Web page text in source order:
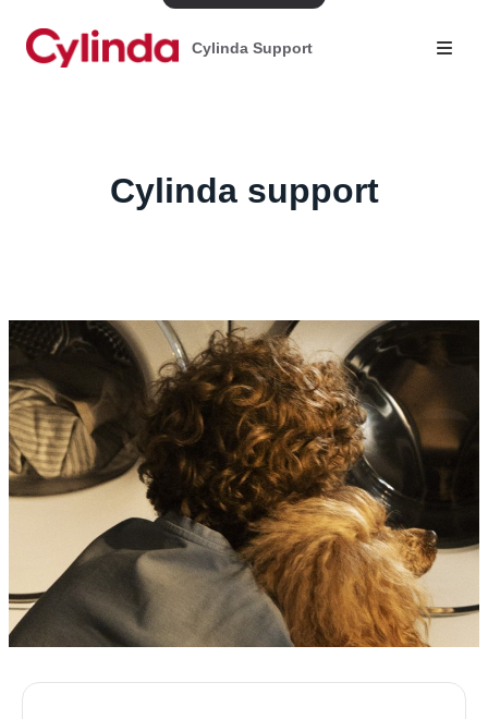
Cylinda Support
Cylinda support